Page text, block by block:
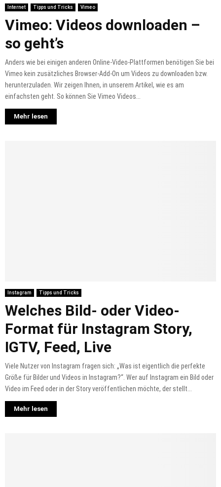
Internet Tipps und Tricks Vimeo
Vimeo: Videos downloaden –
so geht’s
Anders wie bei einigen anderen Online-Video-Plattformen benötigen Sie bei
Vimeo kein zusätzliches Browser-Add-On um Videos zu downloaden bzw.
herunterzuladen. Wir zeigen Ihnen, in unserem Artikel, wie es am
einfachsten geht. So können Sie Vimeo Videos...
Mehr lesen
Instagram Tipps und Tricks
Welches Bild- oder Video-
Format für Instagram Story,
IGTV, Feed, Live
Viele Nutzer von Instagram fragen sich: „Was ist eigentlich die perfekte
Größe für Bilder und Videos in Instagram?“. Wer auf Instagram ein Bild oder
Video im Feed oder in der Story veröffentlichen möchte, der stellt...
Mehr lesen